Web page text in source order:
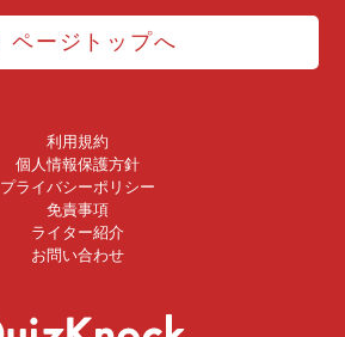
ページトップへ
利用規約
個人情報保護方針
プライバシーポリシー
免責事項
ライター紹介
お問い合わせ